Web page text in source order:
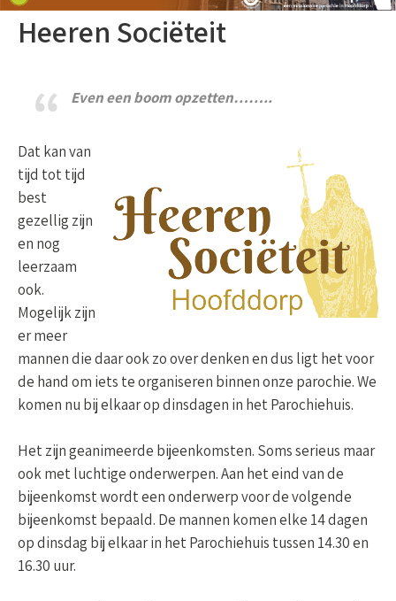
Heeren Sociëteit
Even een boom opzetten……..
Dat kan van
tijd tot tijd
best
gezellig zijn
en nog
leerzaam
ook.
Mogelijk zijn
er meer
mannen die daar ook zo over denken en dus ligt het voor
de hand om iets te organiseren binnen onze parochie. We
komen nu bij elkaar op dinsdagen in het Parochiehuis.
Het zijn geanimeerde bijeenkomsten. Soms serieus maar
ook met luchtige onderwerpen. Aan het eind van de
bijeenkomst wordt een onderwerp voor de volgende
bijeenkomst bepaald. De mannen komen elke 14 dagen
op dinsdag bij elkaar in het Parochiehuis tussen 14.30 en
16.30 uur.